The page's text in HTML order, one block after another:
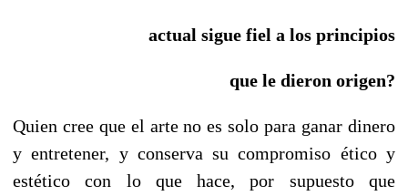
actual sigue fiel a los principios
que le dieron origen?
Quien cree que el arte no es solo para ganar dinero
y entretener, y conserva su compromiso ético y
estético con lo que hace, por supuesto que